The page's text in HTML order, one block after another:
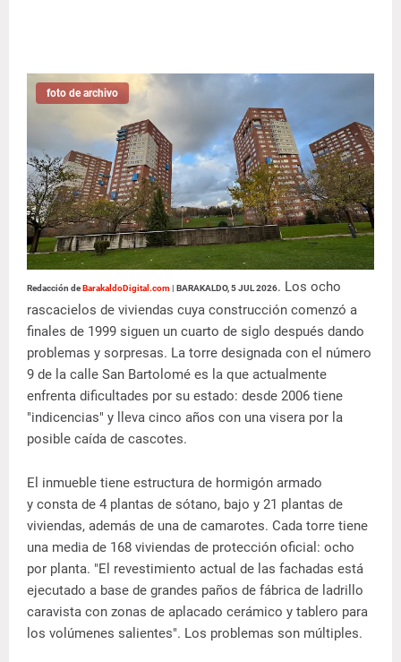
foto de archivo
Redacción deBarakaldoDigital.com| BARAKALDO, 5 JUL 2026. Los ocho
rascacielos de viviendas cuya construcción comenzó a
finales de 1999 siguen un cuarto de siglo después dando
problemas y sorpresas. La torre designada con el número
9 de la calle San Bartolomé es la que actualmente
enfrenta dificultades por su estado: desde 2006 tiene
"indicencias" y lleva cinco años con una visera por la
posible caída de cascotes.
El inmueble tiene estructura de hormigón armado
y consta de 4 plantas de sótano, bajo y 21 plantas de
viviendas, además de una de camarotes. Cada torre tiene
una media de 168 viviendas de protección oficial: ocho
por planta. "El revestimiento actual de las fachadas está
ejecutado a base de grandes paños de fábrica de ladrillo
caravista con zonas de aplacado cerámico y tablero para
los volúmenes salientes". Los problemas son múltiples.